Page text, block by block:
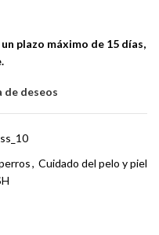
plazo máximo de 15 días,
de deseos
, Cuidado del pelo y piel